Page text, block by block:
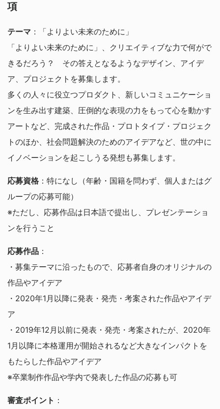
項
テーマ ：「よりよい未来のために」
「よりよい未来のために」、クリエイティブな力で何がで
きるだろう？ その答えとなるようなデザイン、アイデ
ア、プロジェクトを募集します。
多くの人々に役立つプロダクト、新しいコミュニケーショ
ンを生み出す建築、圧倒的な表現の力をもって心を動かす
アートなど、完成された作品・プロトタイプ・プロジェク
トのほか、社会問題解決のためのアイデアなど、世の中に
イノベーションを起こしうる発想も募集します。
応募資格 ：特になし（年齢・国籍を問わず、個人またはグ
ループの応募可能）
※ただし、応募作品は日本語で提出し、プレゼンテーショ
ンを行うこと
応募作品 ：
・募集テーマに沿ったもので、応募者自身のオリジナルの
作品やアイデア
・2020年1月以降に発表・発売・考案された作品やアイデ
ア
・2019年12月以前に発表・発売・考案されたが、2020年
1月以降に本格運用が開始されるなど大きなインパクトを
もたらした作品やアイデア
※卒業制作作品や学内で発表した作品の応募も可
審査ポイント ：